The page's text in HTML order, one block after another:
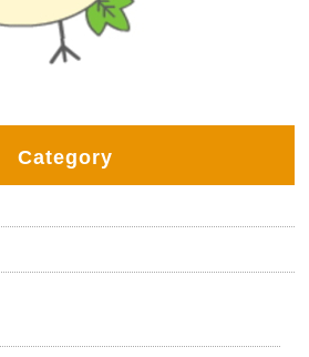
Category